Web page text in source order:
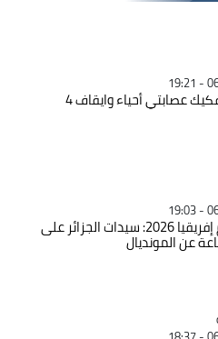
الوادي: تفكيك عصابتي أحياء وايقاف 4
كأس أمم إفريقيا 2026: سيدات الجزائر على